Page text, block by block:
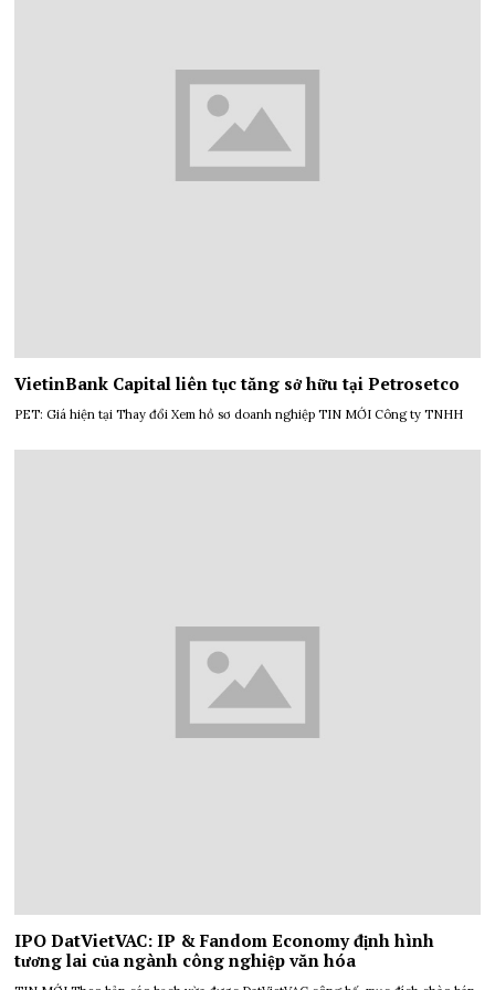
VietinBank Capital liên tục tăng sở hữu tại Petrosetco
PET: Giá hiện tại Thay đổi Xem hồ sơ doanh nghiệp TIN MỚI Công ty TNHH
IPO DatVietVAC: IP & Fandom Economy định hình
tương lai của ngành công nghiệp văn hóa